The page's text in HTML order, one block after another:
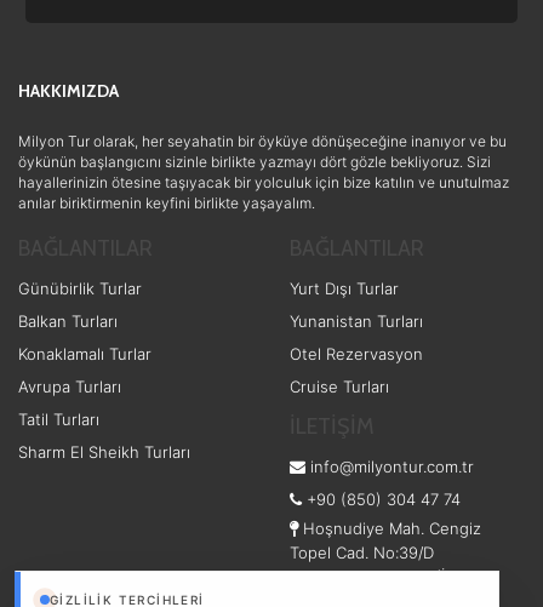
GIZLILIK TERCIHLERI
HAKKIMIZDA
Milyon Tur olarak, her seyahatin bir öyküye dönüşeceğine inanıyor ve bu
öykünün başlangıcını sizinle birlikte yazmayı dört gözle bekliyoruz. Sizi
hayallerinizin ötesine taşıyacak bir yolculuk için bize katılın ve unutulmaz
anılar biriktirmenin keyfini birlikte yaşayalım.
Günübirlik Turlar
Balkan Turları
Konaklamalı Turlar
Avrupa Turları
Tatil Turları
Sharm El Sheikh Turları
Yurt Dışı Turlar
Yunanistan Turları
Otel Rezervasyon
Cruise Turları
info@milyontur.com.tr
+90 (850) 304 47 74
Hoşnudiye Mah. Cengiz
Topel Cad. No:39/D
Tepebaşı/Eskişehir (İşkur